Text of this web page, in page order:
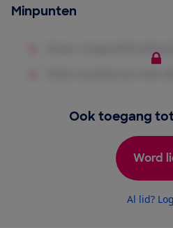
Minpunten
Ook toegang
Word
Al lid?